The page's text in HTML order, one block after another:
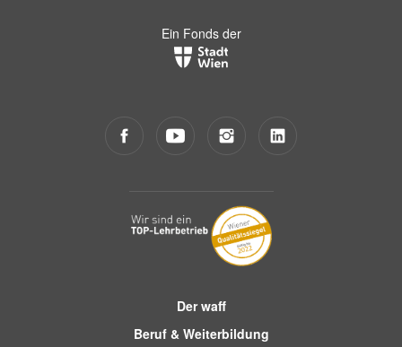
Ein Fonds der
Der waff
Beruf & Weiterbildung